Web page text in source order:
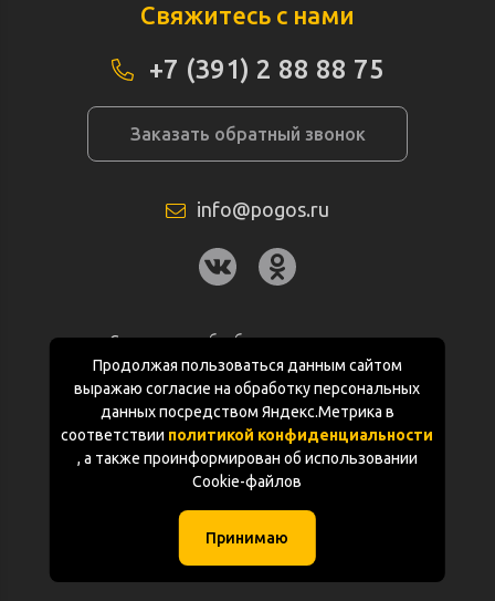
Продолжая пользоваться данным сайтом
выражаю согласие на обработку персональных
данных посредством Яндекс.Метрика в
соответствии политикой конфиденциальности
, а также проинформирован об использовании
Cookie-файлов
Принимаю
Свяжитесь с нами
+7 (391) 2 88 88 75
Заказать обратный звонок
info@pogos.ru
Согласие на обработку персональных
данных
Политика конфиденциальности
Документация
(с) «POGOS.ru» 2010-2026 (ИП Чивчян М.Р.)